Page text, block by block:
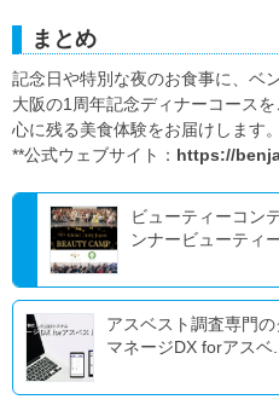
まとめ
記念日や特別な夜のお食事に、ベ
大阪の1周年記念ディナーコース
心に残る美食体験をお届けします。
**公式ウェブサイト： https://
ビューティーコン
ンナービューティ
アスベスト調査専門
マネージDX forアスベ